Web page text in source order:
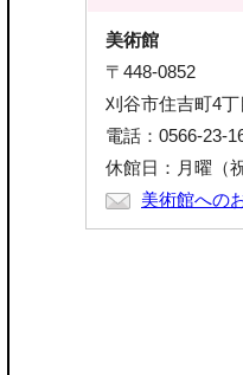
美術館
〒448-0852
刈谷市住吉町4
電話：0566-23-
休館日：月曜（
美術館への